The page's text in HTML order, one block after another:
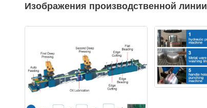
Изображения производственной линии